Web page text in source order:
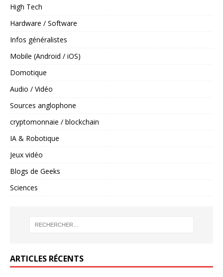
High Tech
Hardware / Software
Infos généralistes
Mobile (Android / iOS)
Domotique
Audio / Vidéo
Sources anglophone
cryptomonnaie / blockchain
IA & Robotique
Jeux vidéo
Blogs de Geeks
Sciences
ARTICLES RÉCENTS